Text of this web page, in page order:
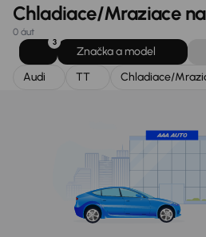
Chladiace/Mraziace
0 áut
3
Značka a model
Audi
TT Chladiace/